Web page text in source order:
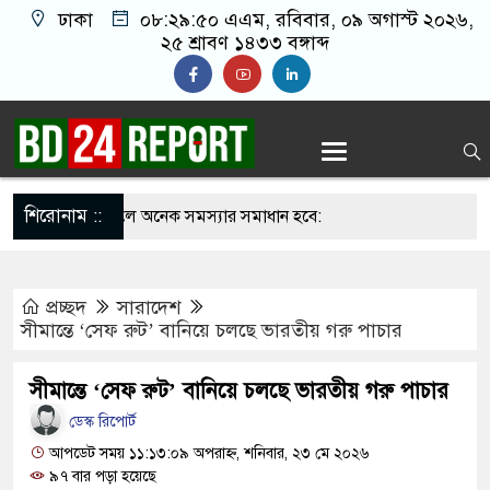
ঢাকা ০৮:২৯:৫১ এএম, রবিবার, ০৯ অগাস্ট ২০২৬,
২৫ শ্রাবণ ১৪৩৩ বঙ্গাব্দ
শিরোনাম ::
বৈঠক হলে অনেক সমস্যার সমাধান হবে:
মহামারি আকার ধারণ করেছে: গণশিক্ষা
৯ টুকরো করল ভাড়াটিয়া, উদ্ধার হয়নি পা ও
প্রচ্ছদ
সারাদেশ
সীমান্তে ‘সেফ রুট’ বানিয়ে চলছে ভারতীয় গরু পাচার
সীমান্তে ‘সেফ রুট’ বানিয়ে চলছে ভারতীয় গরু পাচার
ডেস্ক রিপোর্ট
আপডেট সময় ১১:১৩:০৯ অপরাহ্ন, শনিবার, ২৩ মে ২০২৬
৯৭ বার পড়া হয়েছে